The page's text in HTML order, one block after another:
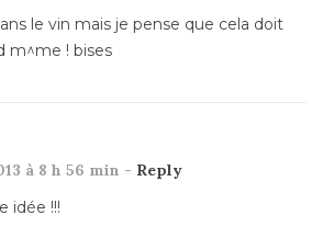
le vin mais je pense que cela doit
m^me ! bises
à 8 h 56 min - Reply
idée !!!